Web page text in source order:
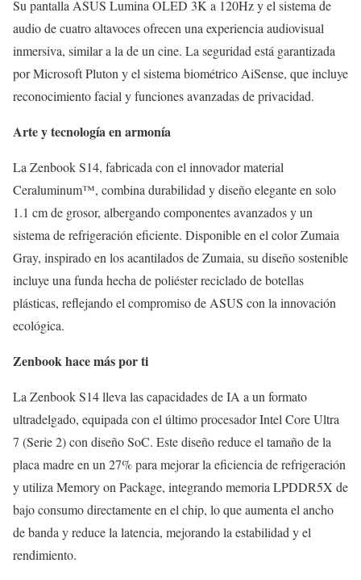
Su pantalla ASUS Lumina OLED 3K a 120Hz y el sistema de
audio de cuatro altavoces ofrecen una experiencia audiovisual
inmersiva, similar a la de un cine. La seguridad está garantizada
por Microsoft Pluton y el sistema biométrico AiSense, que incluye
reconocimiento facial y funciones avanzadas de privacidad.
Arte y tecnología en armonía
La Zenbook S14, fabricada con el innovador material
Ceraluminum™, combina durabilidad y diseño elegante en solo
1.1 cm de grosor, albergando componentes avanzados y un
sistema de refrigeración eficiente. Disponible en el color Zumaia
Gray, inspirado en los acantilados de Zumaia, su diseño sostenible
incluye una funda hecha de poliéster reciclado de botellas
plásticas, reflejando el compromiso de ASUS con la innovación
ecológica.
Zenbook hace más por ti
La Zenbook S14 lleva las capacidades de IA a un formato
ultradelgado, equipada con el último procesador Intel Core Ultra
7 (Serie 2) con diseño SoC. Este diseño reduce el tamaño de la
placa madre en un 27% para mejorar la eficiencia de refrigeración
y utiliza Memory on Package, integrando memoria LPDDR5X de
bajo consumo directamente en el chip, lo que aumenta el ancho
de banda y reduce la latencia, mejorando la estabilidad y el
rendimiento.